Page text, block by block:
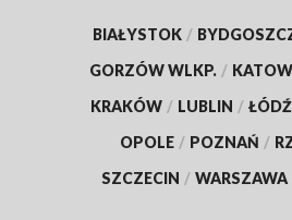
BIAŁYSTOK /
GORZÓW WLKP. /
KRAKÓW / LUBLIN / ŁÓDŹ
OPOLE / POZNAŃ /
SZCZECIN / WARSZAWA